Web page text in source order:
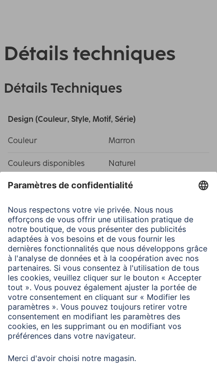
Détails techniques
Détails Techniques
Design (Couleur, Style, Motif, Série)
Couleur Marron
Couleurs disponibles Naturel
Ligne Balancement
Caractéristiques techniques
Fixation Crochet/Pied
Matière Polystyrene (PS)
Type de cadre Cadre plastique
Type de verre Reflex